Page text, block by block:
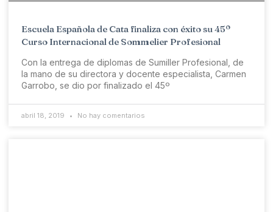
Escuela Española de Cata finaliza con éxito su 45º
Curso Internacional de Sommelier Profesional
Con la entrega de diplomas de Sumiller Profesional, de
la mano de su directora y docente especialista, Carmen
Garrobo, se dio por finalizado el 45º
abril 18, 2019 No hay comentarios